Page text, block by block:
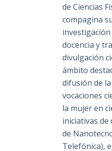
de Ciencias
compagina
docencia y
divulgación
ámbito
difusión de
vocaciones
la mujer en
iniciativas
de
Telefónica),